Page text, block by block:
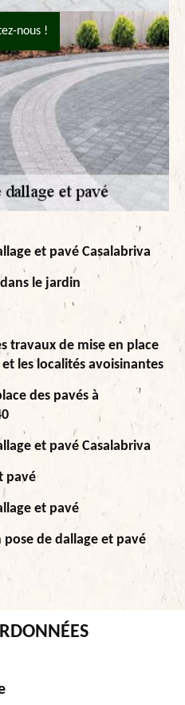
nous !
et pavé Casalabriva
le jardin
travaux de mise en place
les localités avoisinantes
des pavés à
et pavé Casalabriva
pavé
et pavé
pose de dallage et pavé